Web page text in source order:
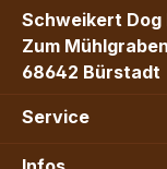
Schweikert Dog
Zum
68642 Bürstadt
Service